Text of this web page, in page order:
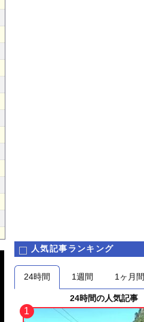
人気記事ランキング
24時間 1週間 1ヶ月間
24時間の人気記事